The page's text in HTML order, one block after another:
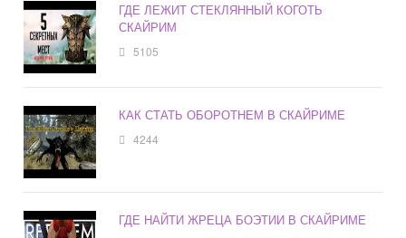
ГДЕ ЛЕЖИТ СТЕКЛЯННЫЙ КОГОТЬ
СКАЙРИМ
5105
КАК СТАТЬ ОБОРОТНЕМ В СКАЙРИМЕ
4244
ГДЕ НАЙТИ ЖРЕЦА БОЭТИИ В СКАЙРИМЕ